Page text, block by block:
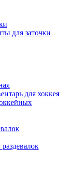
для заточки
для хоккея